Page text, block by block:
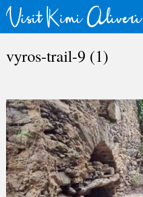
vyros-trail-9 (1)